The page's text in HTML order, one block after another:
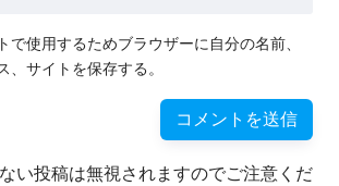
で使用するためブラウザーに自分の名前、
、サイトを保存する。
い投稿は無視されますのでご注意くだ